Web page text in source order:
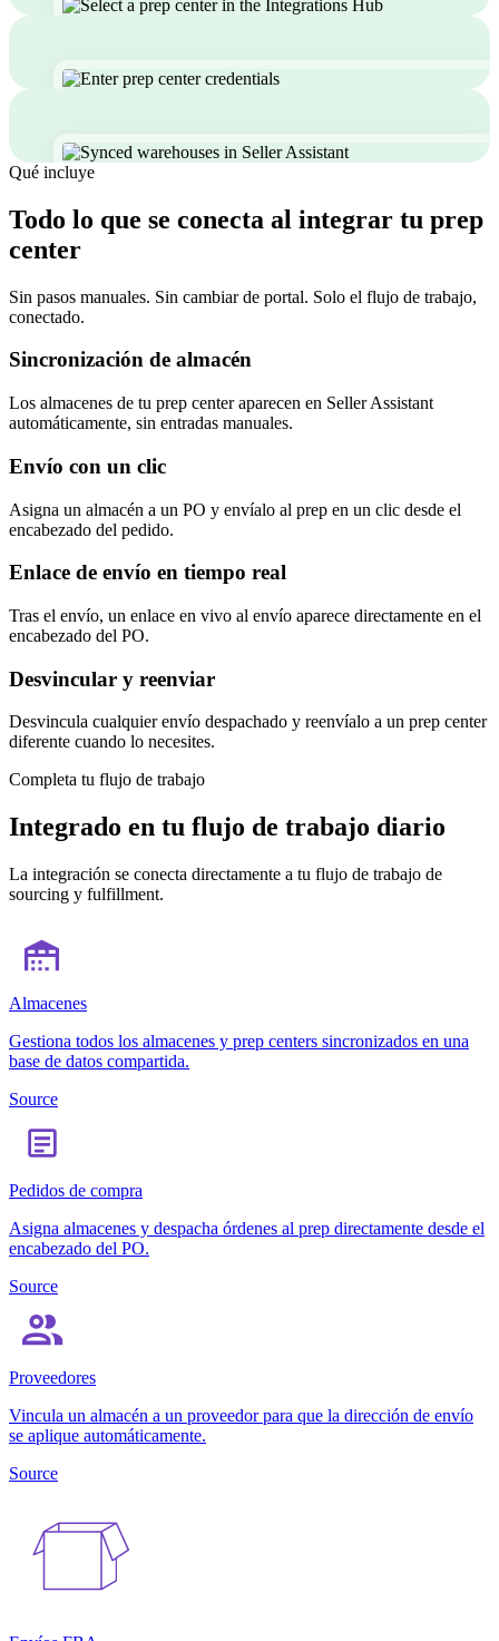
Qué incluye
Todo lo que se conecta al integrar tu prep
center
Sin pasos manuales. Sin cambiar de portal. Solo el flujo de trabajo,
conectado.
Sincronización de almacén
Los almacenes de tu prep center aparecen en Seller Assistant
automáticamente, sin entradas manuales.
Envío con un clic
Asigna un almacén a un PO y envíalo al prep en un clic desde el
encabezado del pedido.
Enlace de envío en tiempo real
Tras el envío, un enlace en vivo al envío aparece directamente en el
encabezado del PO.
Desvincular y reenviar
Desvincula cualquier envío despachado y reenvíalo a un prep center
diferente cuando lo necesites.
Completa tu flujo de trabajo
Integrado en tu flujo de trabajo diario
La integración se conecta directamente a tu flujo de trabajo de
sourcing y fulfillment.
Almacenes
Gestiona todos los almacenes y prep centers sincronizados en una
base de datos compartida.
Source
Pedidos de compra
Asigna almacenes y despacha órdenes al prep directamente desde el
encabezado del PO.
Source
Proveedores
Vincula un almacén a un proveedor para que la dirección de envío
se aplique automáticamente.
Source